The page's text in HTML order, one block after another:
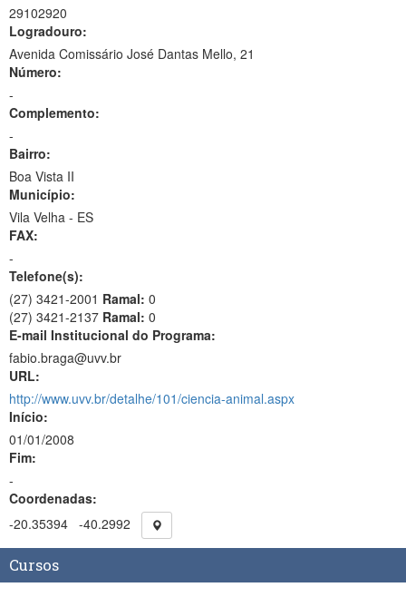
29102920
Logradouro:
Avenida Comissário José Dantas Mello, 21
Número:
-
Complemento:
-
Bairro:
Boa Vista II
Município:
Vila Velha - ES
FAX:
-
Telefone(s):
(27) 3421-2001 Ramal: 0
(27) 3421-2137 Ramal: 0
E-mail Institucional do Programa:
fabio.braga@uvv.br
URL:
http://www.uvv.br/detalhe/101/ciencia-animal.aspx
Início:
01/01/2008
Fim:
-
Coordenadas:
-20.35394 -40.2992
Cursos